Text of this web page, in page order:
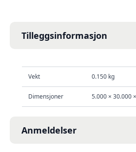
Tilleggsinformasjon
Vekt 0.150 kg
Dimensjoner 5.000 × 30.000
Anmeldelser